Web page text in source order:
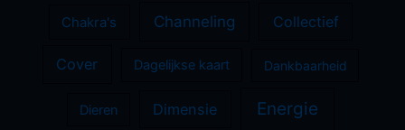
Chakra's Channeling Collectief
Cover Dagelijkse kaart Dankbaarheid
Dieren Dimensie Energie